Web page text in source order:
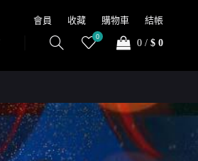
會員 收藏 購物車 結帳
0
0 / $ 0